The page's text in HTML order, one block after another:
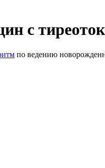
с
по ведению